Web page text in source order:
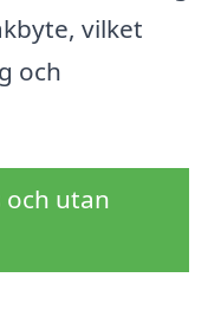
vilket
och
och utan